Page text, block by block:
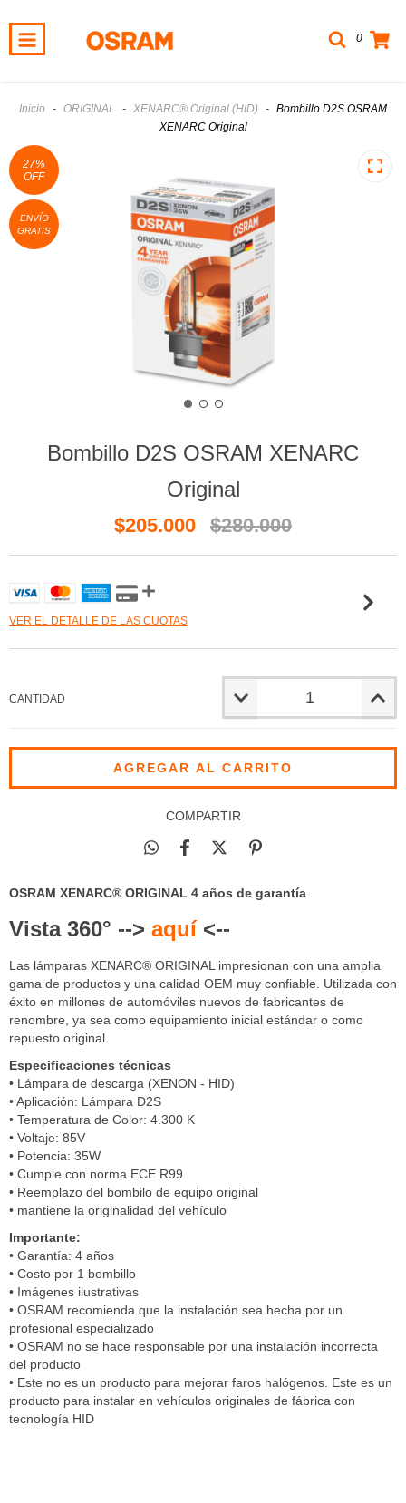
0
Inicio - ORIGINAL - XENARC® Original (HID) - Bombillo D2S OSRAM
XENARC Original
27%
OFF
ENVÍO
GRATIS
Bombillo D2S OSRAM XENARC
Original
$205.000 $280.000
VER EL DETALLE DE LAS CUOTAS
CANTIDAD
COMPARTIR
OSRAM XENARC® ORIGINAL 4 años de garantía
Vista 360° --> aquí<--
Las lámparas XENARC® ORIGINAL impresionan con una amplia
gama de productos y una calidad OEM muy confiable. Utilizada con
éxito en millones de automóviles nuevos de fabricantes de
renombre, ya sea como equipamiento inicial estándar o como
repuesto original.
Especificaciones técnicas
• Lámpara de descarga (XENON - HID)
• Aplicación: Lámpara D2S
• Temperatura de Color: 4.300 K
• Voltaje: 85V
• Potencia: 35W
• Cumple con norma ECE R99
• Reemplazo del bombilo de equipo original
• mantiene la originalidad del vehículo
Importante:
• Garantía: 4 años
• Costo por 1 bombillo
• Imágenes ilustrativas
• OSRAM recomienda que la instalación sea hecha por un
profesional especializado
• OSRAM no se hace responsable por una instalación incorrecta
del producto
• Este no es un producto para mejorar faros halógenos. Este es un
producto para instalar en vehículos originales de fábrica con
tecnología HID